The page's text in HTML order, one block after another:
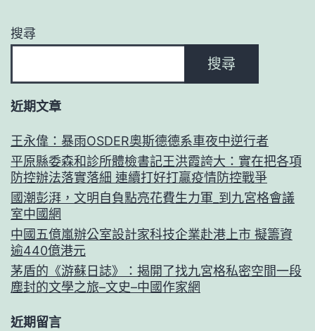
搜尋
搜尋
近期文章
王永偉：暴雨OSDER奧斯德德系車夜中逆行者
平原縣委森和診所體檢書記王洪霞誇大：實在把各項
防控辦法落實落細 連續打好打贏疫情防控戰爭
國潮彭湃，文明自負點亮花費生力軍_到九宮格會議
室中國網
中國五億嵐辦公室設計家科技企業赴港上市 擬籌資
逾440億港元
茅盾的《游蘇日誌》：揭開了找九宮格私密空間一段
塵封的文學之旅–文史–中國作家網
近期留言